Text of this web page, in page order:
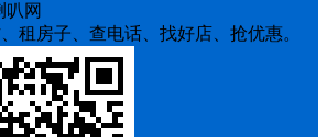
叭网
租房子、查电话、找好店、抢优惠。